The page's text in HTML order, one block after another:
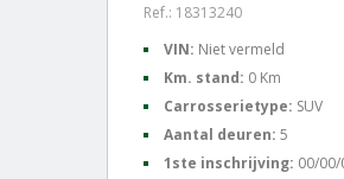
Ref.: 18313240
VIN: Niet vermeld
Km. stand: 0 Km
Carrosserietype: SUV
Aantal deuren: 5
1ste inschrijving: 00/